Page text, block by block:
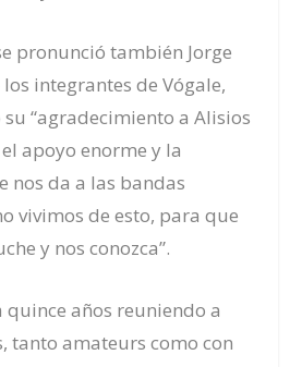
pronunció también Jorge
integrantes de Vógale,
“agradecimiento a Alisios
apoyo enorme y la
nos da a las bandas
vivimos de esto, para que
y nos conozca”.
quince años reuniendo a
tanto amateurs como con